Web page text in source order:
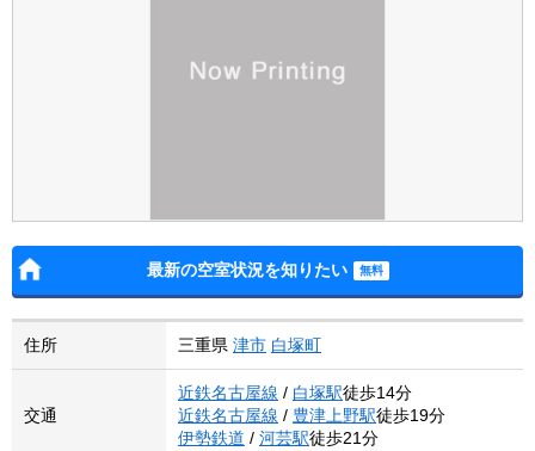
最新の空室状況を知りたい
住所 三重県 津市 白塚町
交通
近鉄名古屋線 / 白塚駅徒歩14分
近鉄名古屋線 / 豊津上野駅徒歩19分
伊勢鉄道 / 河芸駅徒歩21分